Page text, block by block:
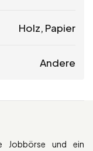
Holz, Papier
Andere
Jobbörse und ein